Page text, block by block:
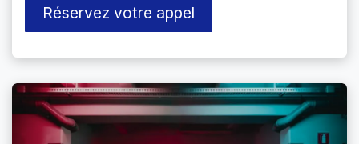
Réservez votre appel